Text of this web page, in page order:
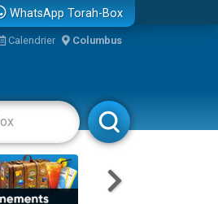
WhatsApp Torah-Box
Calendrier Columbus
Rabbanim